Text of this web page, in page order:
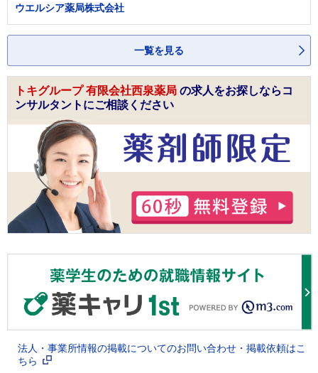
ウエルシア薬局株式会社
一覧を見る
トキグループ 有限会社西泉薬局 の求人をお探しならコ
ンサルタントにご相談ください
法人・事業所情報の掲載についてのお問い合わせ・掲載依頼はこ
ちら